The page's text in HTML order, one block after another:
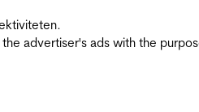
advertiser's ads with the